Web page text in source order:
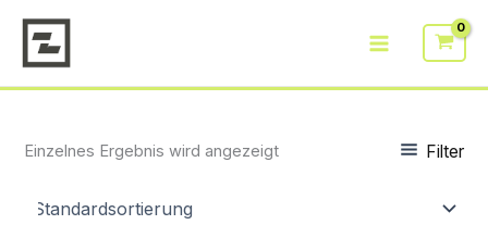
Inhalt
springen
Einzelnes Ergebnis wird angezeigt Filter